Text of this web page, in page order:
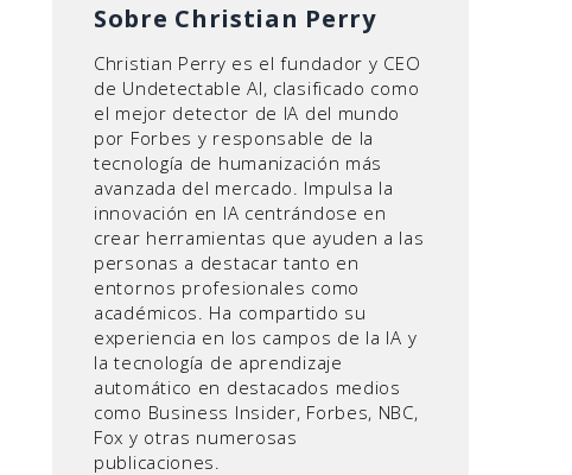
Sobre Christian Perry
Christian Perry es el fundador y CEO
de Undetectable AI, clasificado como
el mejor detector de IA del mundo
por Forbes y responsable de la
tecnología de humanización más
avanzada del mercado. Impulsa la
innovación en IA centrándose en
crear herramientas que ayuden a las
personas a destacar tanto en
entornos profesionales como
académicos. Ha compartido su
experiencia en los campos de la IA y
la tecnología de aprendizaje
automático en destacados medios
como Business Insider, Forbes, NBC,
Fox y otras numerosas
publicaciones.